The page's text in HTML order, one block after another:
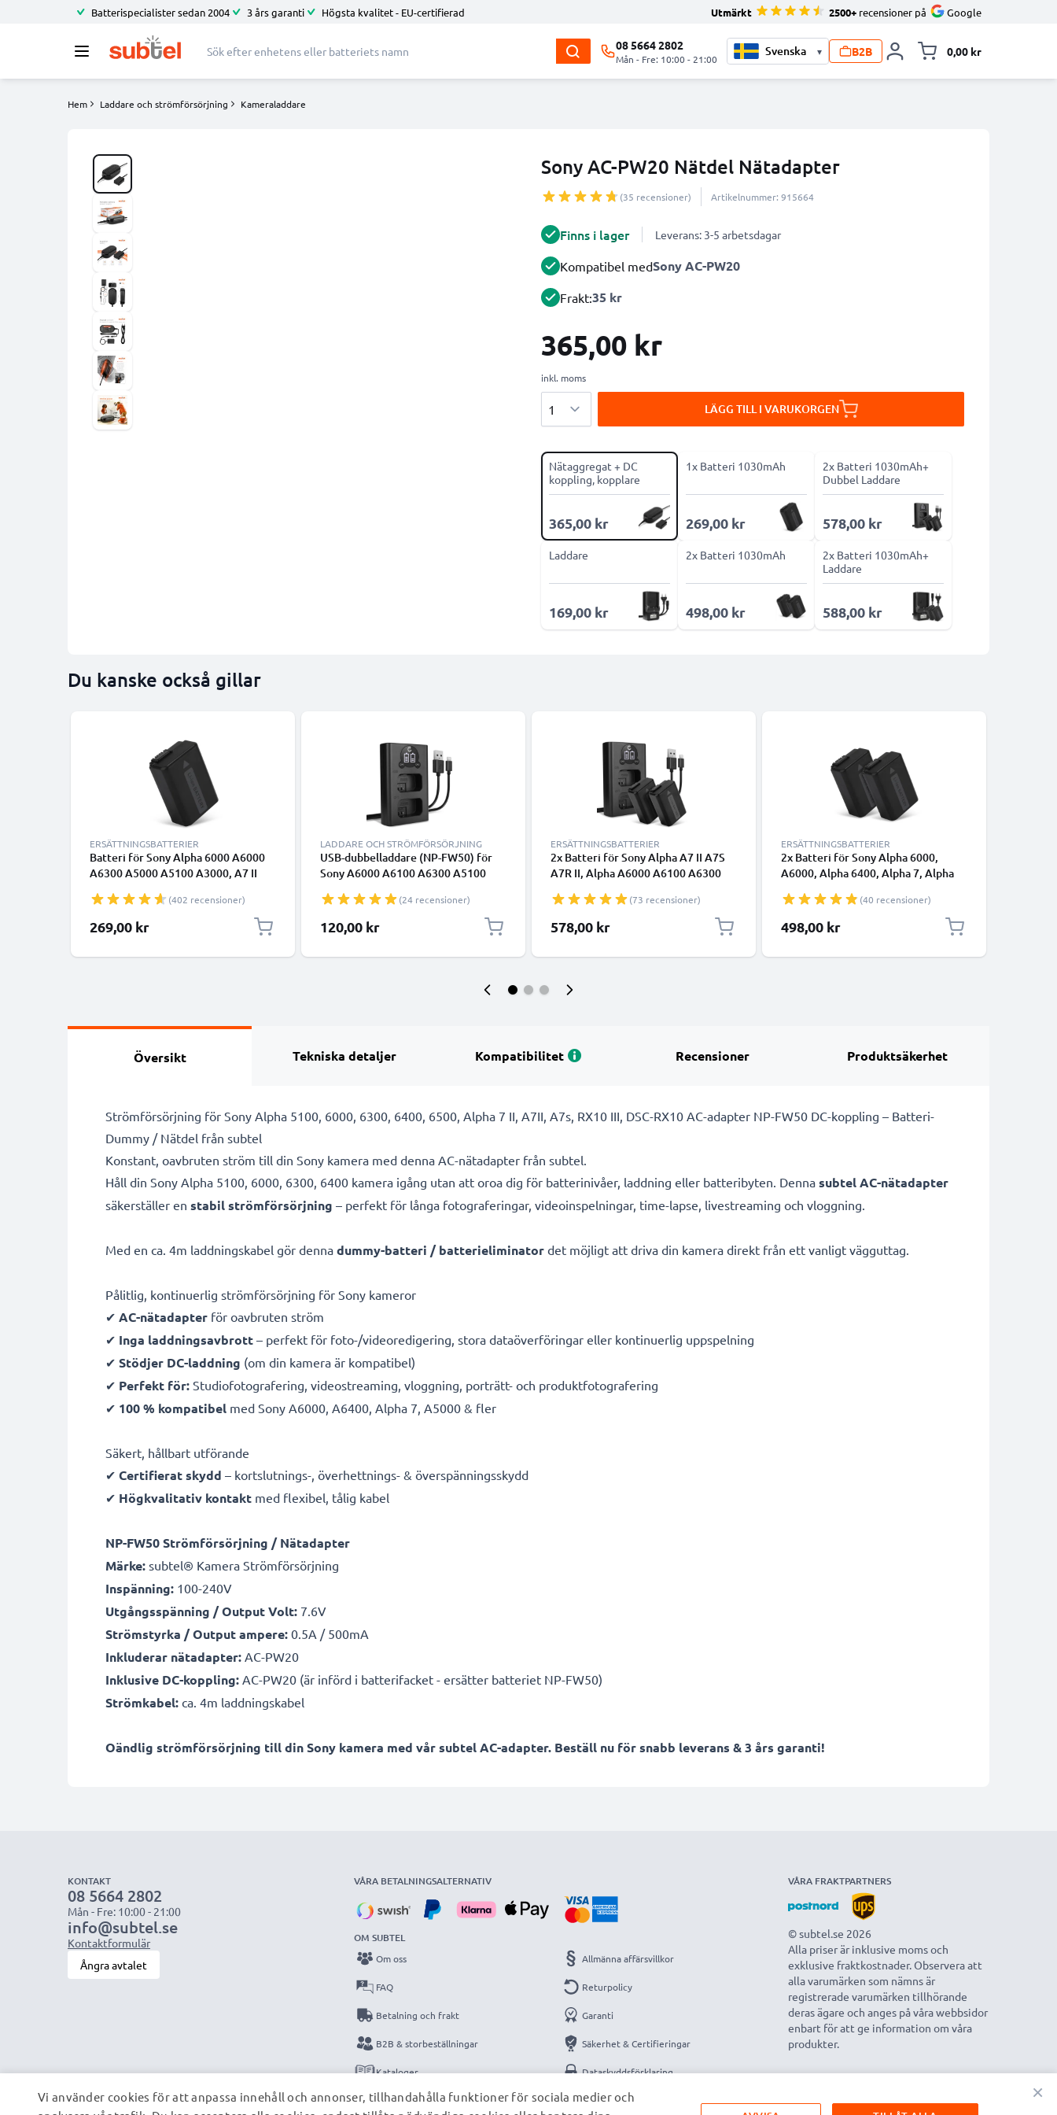
Batterispecialister sedan 2004 3 års garanti Högsta kvalitet - EU-certifierad Utmärkt 2500+ recensioner på Google
08 5664 2802
Mån - Fre: 10:00 - 21:00
▾ B2B 0,00 kr
Hem Laddare och strömförsörjning Kameraladdare
Sony AC-PW20 Nätdel Nätadapter
(35 recensioner) Artikelnummer: 915664
Finns i lager Leverans: 3-5 arbetsdagar
Kompatibel medSony AC-PW20
Frakt:35 kr
365,00 kr
inkl. moms
LÄGG TILL I VARUKORGEN
Nätaggregat + DC
koppling, kopplare
365,00 kr
1x Batteri 1030mAh
269,00 kr
2x Batteri 1030mAh+
Dubbel Laddare
578,00 kr
Laddare
169,00 kr
2x Batteri 1030mAh
498,00 kr
2x Batteri 1030mAh+
Laddare
588,00 kr
Du kanske också gillar
ERSÄTTNINGSBATTERIER
Batteri för Sony Alpha 6000 A6000
A6300 A5000 A5100 A3000, A7 II
NEX-6, NP-FW50 1030mAh från
CELLONIC
(402 recensioner)
269,00 kr
LADDARE OCH STRÖMFÖRSÖRJNING
USB-dubbelladdare (NP-FW50) för
Sony A6000 A6100 A6300 A5100
NEX-5 NEX-7 NEX-6 + 1m USB Kabel
från CELLONIC
(24 recensioner)
120,00 kr
ERSÄTTNINGSBATTERIER
2x Batteri för Sony Alpha A7 II A7S
A7R II, Alpha A6000 A6100 A6300
kamera med hög 1030mAh kapacitet
+ dubbelladdare med USB-uttag för
uppladdningsbara kamerabatteri
(73 recensioner)
578,00 kr
ERSÄTTNINGSBATTERIER
2x Batteri för Sony Alpha 6000,
A6000, Alpha 6400, Alpha 7, Alpha
1030mAh från CELLONIC
(40 recensioner)
498,00 kr
Översikt Tekniska detaljer Kompatibilitet Recensioner Produktsäkerhet
Strömförsörjning för Sony Alpha 5100, 6000, 6300, 6400, 6500, Alpha 7 II, A7II, A7s, RX10 III, DSC-RX10 AC-adapter NP-FW50 DC-koppling – Batteri-
Dummy / Nätdel från subtel
Konstant, oavbruten ström till din Sony kamera med denna AC-nätadapter från subtel.
Håll din Sony Alpha 5100, 6000, 6300, 6400 kamera igång utan att oroa dig för batterinivåer, laddning eller batteribyten. Denna subtel AC-nätadapter
säkerställer en stabil strömförsörjning – perfekt för långa fotograferingar, videoinspelningar, time-lapse, livestreaming och vloggning.
Med en ca. 4m laddningskabel gör denna dummy-batteri / batterieliminator det möjligt att driva din kamera direkt från ett vanligt vägguttag.
Pålitlig, kontinuerlig strömförsörjning för Sony kameror
✔ AC-nätadapter för oavbruten ström
✔ Inga laddningsavbrott – perfekt för foto-/videoredigering, stora dataöverföringar eller kontinuerlig uppspelning
✔ Stödjer DC-laddning (om din kamera är kompatibel)
✔ Perfekt för: Studiofotografering, videostreaming, vloggning, porträtt- och produktfotografering
✔ 100 % kompatibel med Sony A6000, A6400, Alpha 7, A5000 & fler
Säkert, hållbart utförande
✔ Certifierat skydd – kortslutnings-, överhettnings- & överspänningsskydd
✔ Högkvalitativ kontakt med flexibel, tålig kabel
NP-FW50 Strömförsörjning / Nätadapter
Märke: subtel® Kamera Strömförsörjning
Inspänning: 100-240V
Utgångsspänning / Output Volt: 7.6V
Strömstyrka / Output ampere: 0.5A / 500mA
Inkluderar nätadapter: AC-PW20
Inklusive DC-koppling: AC-PW20 (är införd i batterifacket - ersätter batteriet NP-FW50)
Strömkabel: ca. 4m laddningskabel
Oändlig strömförsörjning till din Sony kamera med vår subtel AC-adapter. Beställ nu för snabb leverans & 3 års garanti!
KONTAKT
08 5664 2802
Mån - Fre: 10:00 - 21:00
info@subtel.se
Kontaktformulär
Ångra avtalet
VÅRA BETALNINGSALTERNATIV
OM SUBTEL
Om oss
FAQ
Betalning och frakt
B2B & storbeställningar
Kataloger
Kontakt
Allmänna affärsvillkor
Returpolicy
Garanti
Säkerhet & Certifieringar
Dataskyddsförklaring
Impressum
VÅRA FRAKTPARTNERS
© subtel.se 2026
Alla priser är inklusive moms och
exklusive fraktkostnader. Observera att
alla varumärken som nämns är
registrerade varumärken tillhörande
deras ägare och anges på våra webbsidor
enbart för att ge information om våra
produkter.
×
Vi använder cookies för att anpassa innehåll och annonser, tillhandahålla funktioner för sociala medier och